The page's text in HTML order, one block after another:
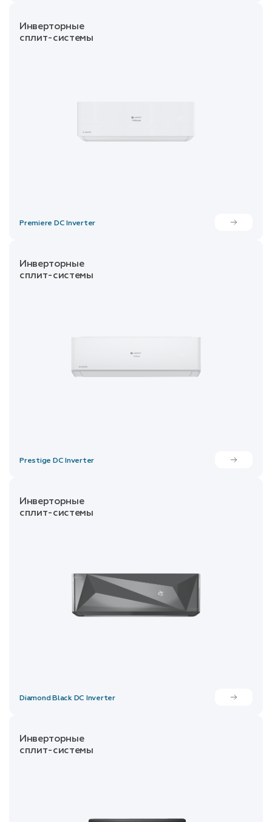
Инверторные
сплит-системы
Premiere DC Inverter
Инверторные
сплит-системы
Prestige DC Inverter
Инверторные
сплит-системы
Diamond Black DC Inverter
Инверторные
сплит-системы